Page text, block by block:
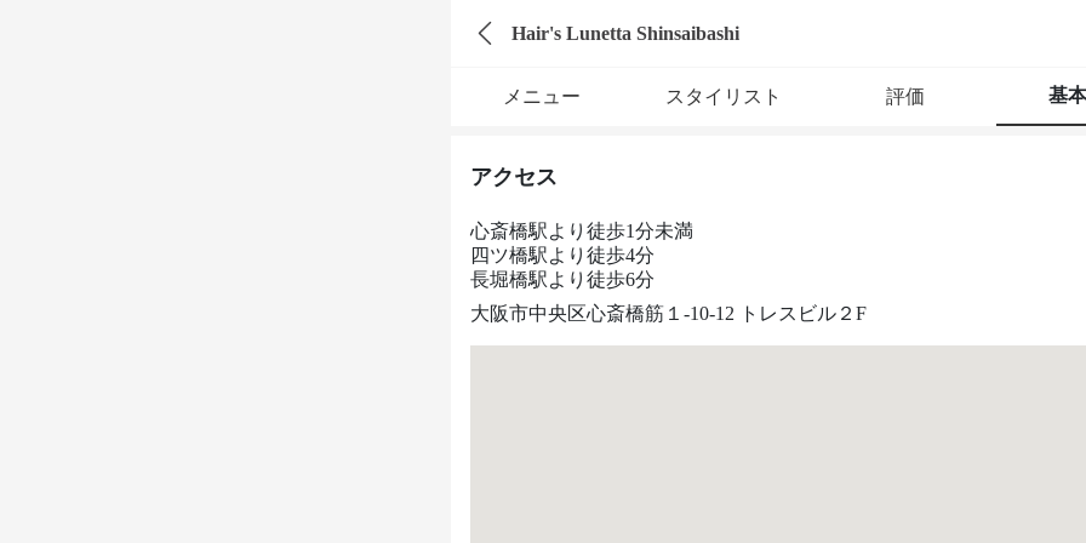
Hair's Lunetta Shinsaibashi
メニュー スタイリスト 評価 基
アクセス
心斎橋駅より徒歩1分未満
四ツ橋駅より徒歩4分
長堀橋駅より徒歩6分
大阪市中央区心斎橋筋１-10-12 トレスビル２F